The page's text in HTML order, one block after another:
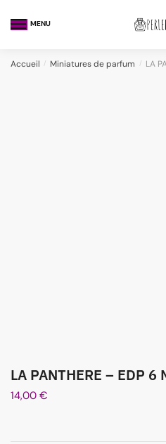
MENU
Accueil / Miniatures de parfum / LA
LA PANTHERE – EDP 6
14,00 €